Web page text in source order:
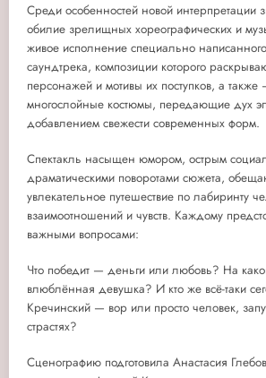
Среди особенностей новой интерпретации
обилие зрелищных хореографических и
живое исполнение специально
саундтрека, композиции которого
персонажей и мотивы их поступков, а
многослойные костюмы, передающие дух
добавлением свежести современных форм.
Спектакль насыщен юмором, острым
драматическими поворотами сюжета,
увлекательное путешествие по лабиринту
взаимоотношений и чувств. Каждому
важными вопросами:
Что победит — деньги или любовь? На какой
влюблённая девушка? И кто же всё-таки
Кречинский — вор или просто человек,
страстях?
Сценографию подготовила Анастасия